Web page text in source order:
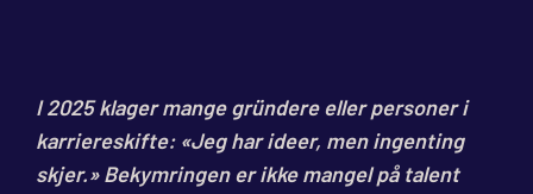
I 2025 klager mange gründere eller personer i
karriereskifte: «Jeg har ideer, men ingenting
skjer.» Bekymringen er ikke mangel på talent